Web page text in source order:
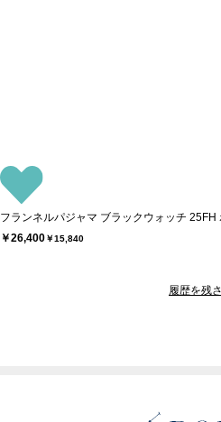
フランネルパジャマ ブラックウォッチ 25FH
￥26,400￥15,840
履歴を残